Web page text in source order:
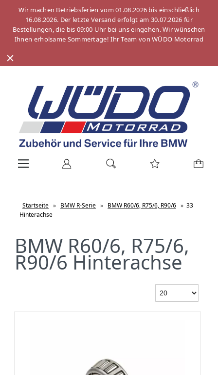
Wir machen Betriebsferien vom 01.08.2026 bis einschließlich
16.08.2026. Der letzte Versand erfolgt am 30.07.2026 für
Bestellungen, die bis 09:00 Uhr bei uns eingehen. Wir wünschen
Ihnen erholsame Sommertage! Ihr Team von WÜDO Motorrad
Startseite » BMW R-Serie » BMW R60/6, R75/6, R90/6 » 33
Hinterachse
BMW R60/6, R75/6,
R90/6 Hinterachse